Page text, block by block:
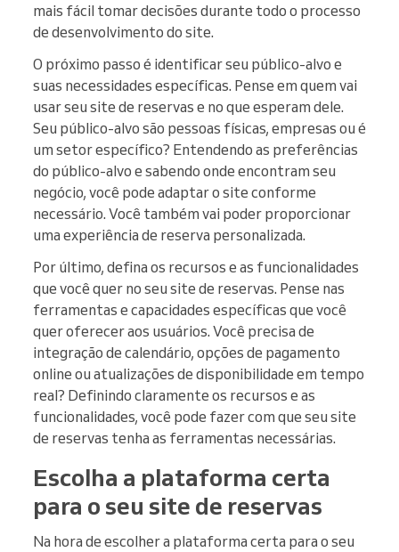
mais fácil tomar decisões durante todo o processo
de desenvolvimento do site.
O próximo passo é identificar seu público-alvo e
suas necessidades específicas. Pense em quem vai
usar seu site de reservas e no que esperam dele.
Seu público-alvo são pessoas físicas, empresas ou é
um setor específico? Entendendo as preferências
do público-alvo e sabendo onde encontram seu
negócio, você pode adaptar o site conforme
necessário. Você também vai poder proporcionar
uma experiência de reserva personalizada.
Por último, defina os recursos e as funcionalidades
que você quer no seu site de reservas. Pense nas
ferramentas e capacidades específicas que você
quer oferecer aos usuários. Você precisa de
integração de calendário, opções de pagamento
online ou atualizações de disponibilidade em tempo
real? Definindo claramente os recursos e as
funcionalidades, você pode fazer com que seu site
de reservas tenha as ferramentas necessárias.
Escolha a plataforma certa
para o seu site de reservas
Na hora de escolher a plataforma certa para o seu